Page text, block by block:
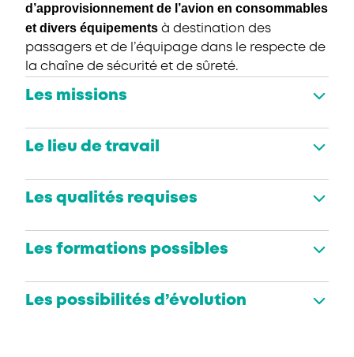
d’approvisionnement de l’avion en consommables
et divers équipements à destination des
passagers et de l’équipage dans le respecte de
la chaîne de sécurité et de sûreté.
Les missions
Le lieu de travail
Les qualités requises
Les formations possibles
Les possibilités d’évolution